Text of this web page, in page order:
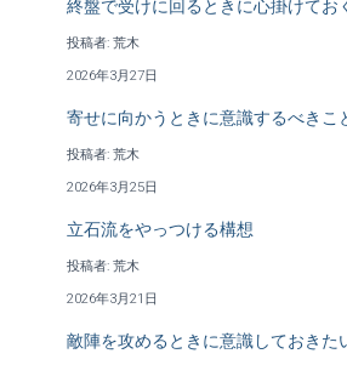
終盤で受けに回るときに心掛けて
投稿者: 荒木
2026年3月27日
寄せに向かうときに意識するべき
投稿者: 荒木
2026年3月25日
立石流をやっつける構想
投稿者: 荒木
2026年3月21日
敵陣を攻めるときに意識しておき